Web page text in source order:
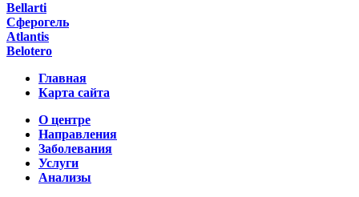
Bellarti
Сферогель
Atlantis
Belotero
Главная
Карта сайта
О центре
Направления
Заболевания
Услуги
Анализы